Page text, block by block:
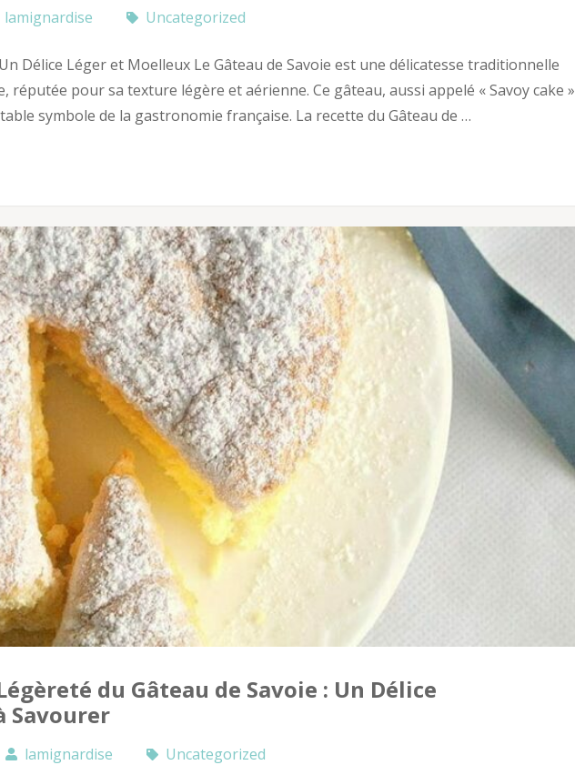
lamignardise Uncategorized
Délice Léger et Moelleux Le Gâteau de Savoie est une délicatesse traditionnelle
réputée pour sa texture légère et aérienne. Ce gâteau, aussi appelé « Savoy cake »
symbole de la gastronomie française. La recette du Gâteau de …
du Gâteau de Savoie : Un Délice
Savourer
lamignardise Uncategorized